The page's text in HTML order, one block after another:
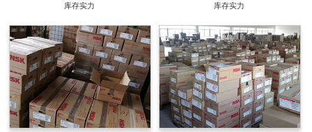
库存实力 库存实力